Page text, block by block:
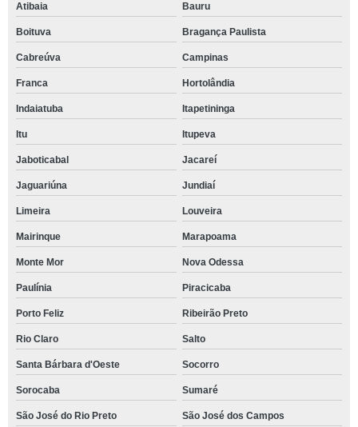
Atibaia Bauru
Boituva Bragança Paulista
Cabreúva Campinas
Franca Hortolândia
Indaiatuba Itapetininga
Itu Itupeva
Jaboticabal Jacareí
Jaguariúna Jundiaí
Limeira Louveira
Mairinque Marapoama
Monte Mor Nova Odessa
Paulínia Piracicaba
Porto Feliz Ribeirão Preto
Rio Claro Salto
Santa Bárbara d'Oeste Socorro
Sorocaba Sumaré
São José do Rio Preto São José dos Campos